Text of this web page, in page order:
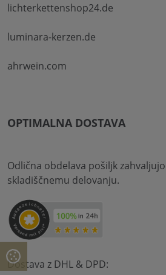
lichterkettenshop24.de
luminara-kerzen.de
ahrwein.com
OPTIMALNA DOSTAVA
Odlična obdelava pošiljk
skladiščnemu delovanju.
Dostava z DHL & DPD: